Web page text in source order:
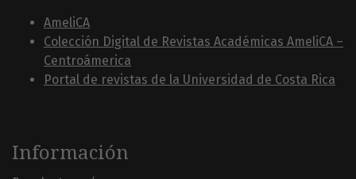
AmeliCA
Colección Digital de Revistas Académicas AmeliCA –
Centroámerica
Portal de revistas de la Universidad de Costa Rica
Información